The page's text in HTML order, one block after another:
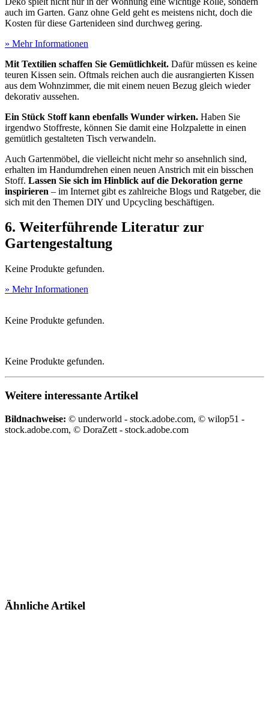
auch im Garten. Ganz ohne Geld geht es meistens nicht, doch die
Kosten für diese Gartenideen sind durchweg gering.
» Mehr Informationen
Mit Textilien schaffen Sie Gemütlichkeit. Dafür müssen es keine
teuren Kissen sein. Oftmals reichen auch die ausrangierten Kissen
aus dem Wohnzimmer, die mit einem neuen Bezug gleich wieder
dekorativ aussehen.
Ein Stück Stoff kann ebenfalls Wunder wirken. Haben Sie
irgendwo Stoffreste, können Sie damit eine Holzpalette in einen
gemütlich gestalteten Tisch verwandeln.
Auch Gartenmöbel, die vielleicht nicht mehr so ansehnlich sind,
erhalten im Handumdrehen einen neuen Anstrich mit ein bisschen
Stoff. Lassen Sie sich im Hinblick auf die Dekoration gerne
inspirieren – im Internet gibt es zahlreiche Blogs und Ratgeber, die
sich mit den Themen DIY und Upcycling beschäftigen.
6. Weiterführende Literatur zur
Gartengestaltung
Keine Produkte gefunden.
» Mehr Informationen
Keine Produkte gefunden.
Keine Produkte gefunden.
Weitere interessante Artikel
Bildnachweise: © underworld - stock.adobe.com, © wilop51 -
stock.adobe.com, © DoraZett - stock.adobe.com
Ähnliche Artikel